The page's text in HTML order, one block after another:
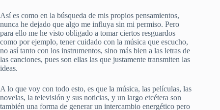
Así es como en la búsqueda de mis propios pensamientos,
nunca he dejado que algo me influya sin mi permiso. Pero
para ello me he visto obligado a tomar ciertos resguardos
como por ejemplo, tener cuidado con la música que escucho,
no así tanto con los instrumentos, sino más bien a las letras de
las canciones, pues son ellas las que justamente transmiten las
ideas.
A lo que voy con todo esto, es que la música, las películas, las
novelas, la televisión y sus noticias, y un largo etcétera son
también una forma de generar un intercambio energético pero